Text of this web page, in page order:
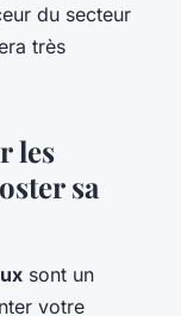
du secteur
très
les
sa
sont un
votre